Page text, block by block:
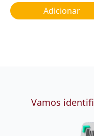
Adicionar
Vamos